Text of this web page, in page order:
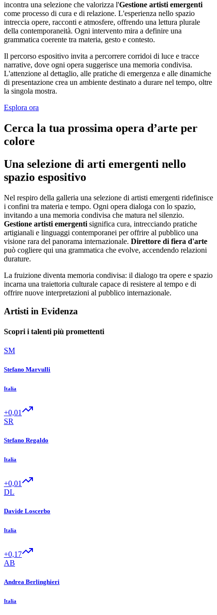
incontra una selezione che valorizza l'Gestione artisti emergenti
come processo di cura e di relazione. L'esperienza nello spazio
intreccia opere, racconti e atmosfere, offrendo una lettura plurale
della contemporaneità. Ogni intervento mira a definire una
grammatica coerente tra materia, gesto e contesto.
Il percorso espositivo invita a percorrere corridoi di luce e tracce
narrative, dove ogni opera suggerisce una memoria condivisa.
L'attenzione al dettaglio, alle pratiche di emergenza e alle dinamiche
di presentazione crea un ambiente destinato a durare nel tempo, oltre
la singola mostra.
Esplora ora
Cerca la tua prossima opera d’arte per
colore
Una selezione di arti emergenti nello
spazio espositivo
Nel respiro della galleria una selezione di artisti emergenti ridefinisce
i confini tra materia e tempo. Ogni opera dialoga con lo spazio,
invitando a una memoria condivisa che matura nel silenzio.
Gestione artisti emergenti significa cura, intrecciando pratiche
artigianali e linguaggi contemporanei per offrire al pubblico una
visione rara del panorama internazionale. Direttore di fiera d'arte
può cogliere qui una grammatica che evolve, accendendo relazioni
durature.
La fruizione diventa memoria condivisa: il dialogo tra opere e spazio
incarna una traiettoria culturale capace di resistere al tempo e di
offrire nuove interpretazioni al pubblico internazionale.
Artisti in Evidenza
Scopri i talenti più promettenti
SM
Stefano Marvulli
Italia
+0,01
SR
Stefano Regaldo
Italia
+0,01
DL
Davide Loscerbo
Italia
+0,17
AB
Andrea Berlinghieri
Italia